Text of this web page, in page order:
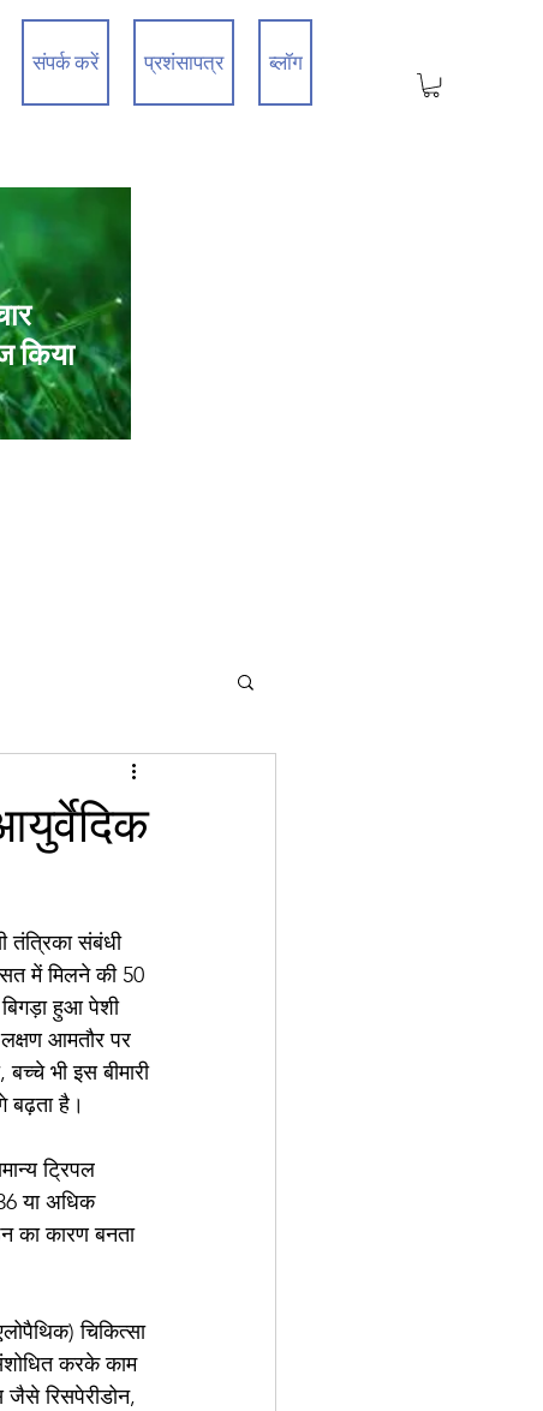
संपर्क करें प्रशंसापत्र ब्लॉग
किया
तंत्रिका संबंधी
में मिलने की 50
हुआ पेशी
आमतौर पर
भी इस बीमारी
बढ़ता है।
ट्रिपल
या अधिक
का कारण बनता
चिकित्सा
करके काम
रिसपेरीडोन,